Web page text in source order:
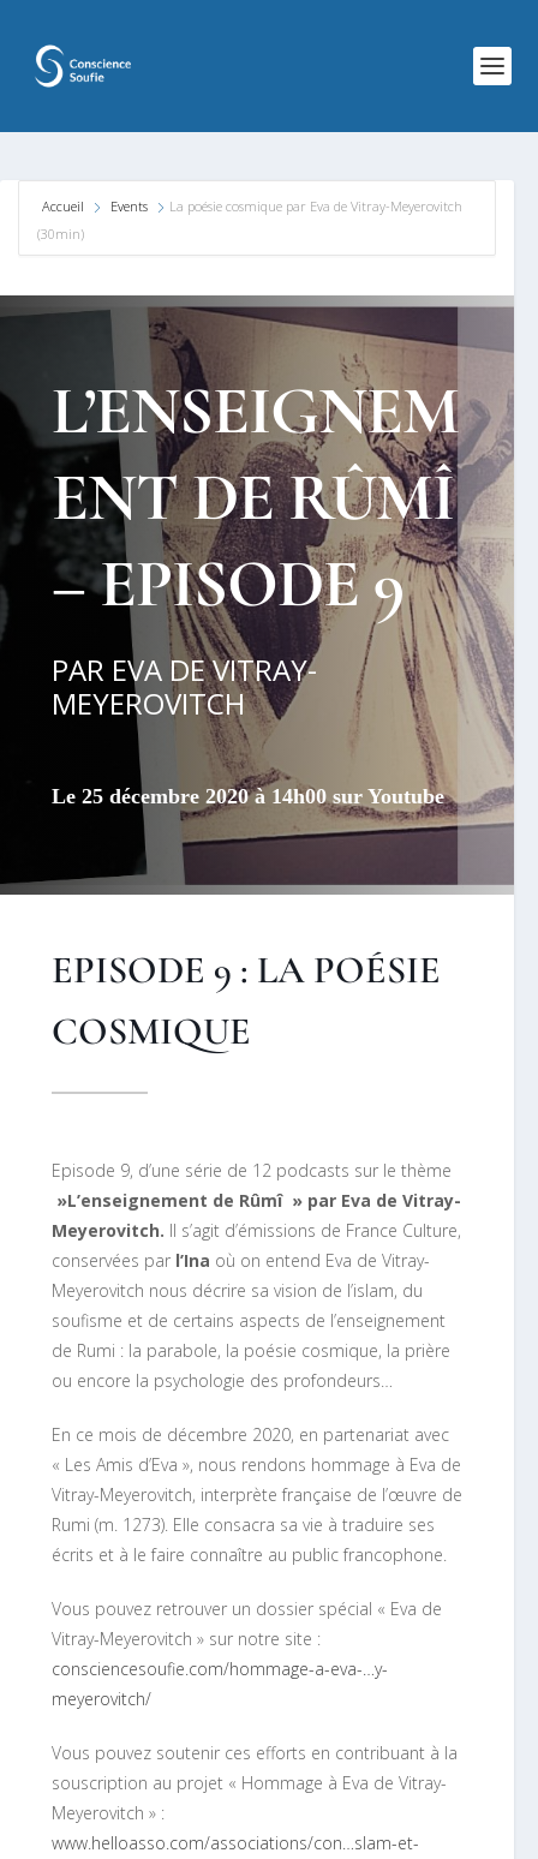
Accueil Events
La poésie cosmique par Eva de Vitray-Meyerovitch
(30min)
L’ENSEIGNEM
ENT DE RÛMÎ
– EPISODE 9
PAR EVA DE VITRAY-
MEYEROVITCH
Le 25 décembre 2020 à 14h00 sur Youtube
EPISODE 9 : LA POÉSIE
COSMIQUE
Episode 9, d’une série de 12 podcasts sur le thème
»L’enseignement de Rûmî » par Eva de Vitray-
Meyerovitch. Il s’agit d’émissions de France Culture,
conservées par l’Ina où on entend Eva de Vitray-
Meyerovitch nous décrire sa vision de l’islam, du
soufisme et de certains aspects de l’enseignement
de Rumi : la parabole, la poésie cosmique, la prière
ou encore la psychologie des profondeurs…
En ce mois de décembre 2020, en partenariat avec
« Les Amis d’Eva », nous rendons hommage à Eva de
Vitray-Meyerovitch, interprète française de l’œuvre de
Rumi (m. 1273). Elle consacra sa vie à traduire ses
écrits et à le faire connaître au public francophone.
Vous pouvez retrouver un dossier spécial « Eva de
Vitray-Meyerovitch » sur notre site :
consciencesoufie.com/hommage-a-eva-…y-
meyerovitch/
Vous pouvez soutenir ces efforts en contribuant à la
souscription au projet « Hommage à Eva de Vitray-
Meyerovitch » :
www.helloasso.com/associations/con…slam-et-